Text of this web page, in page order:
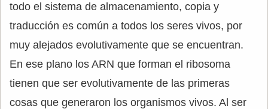
todo el sistema de almacenamiento, copia y
traducción es común a todos los seres vivos, por
muy alejados evolutivamente que se encuentran.
En ese plano los ARN que forman el ribosoma
tienen que ser evolutivamente de las primeras
cosas que generaron los organismos vivos. Al ser